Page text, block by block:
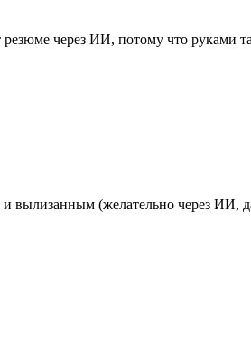
через ИИ, потому что руками
вылизанным (желательно через ИИ,